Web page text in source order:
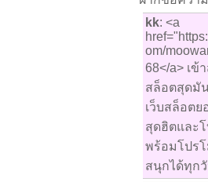
kk: <a
om/
68</a> เข้
สล็อตสุดมั
เว็บสล็อต
สุดฮิตและ
พร้อมโปร
สนุกได้ทุก